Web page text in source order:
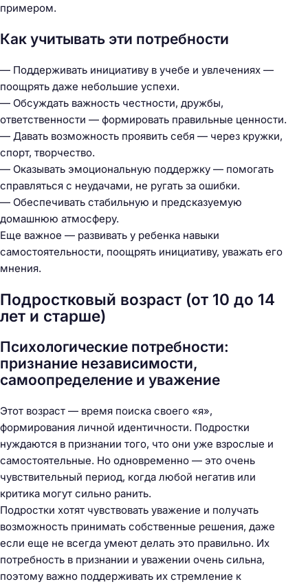
примером.
Как учитывать эти потребности
— Поддерживать инициативу в учебе и увлечениях —
поощрять даже небольшие успехи.
— Обсуждать важность честности, дружбы,
ответственности — формировать правильные ценности.
— Давать возможность проявить себя — через кружки,
спорт, творчество.
— Оказывать эмоциональную поддержку — помогать
справляться с неудачами, не ругать за ошибки.
— Обеспечивать стабильную и предсказуемую
домашнюю атмосферу.
Еще важное — развивать у ребенка навыки
самостоятельности, поощрять инициативу, уважать его
мнения.
Подростковый возраст (от 10 до 14
лет и старше)
Психологические потребности:
признание независимости,
самоопределение и уважение
Этот возраст — время поиска своего «я»,
формирования личной идентичности. Подростки
нуждаются в признании того, что они уже взрослые и
самостоятельные. Но одновременно — это очень
чувствительный период, когда любой негатив или
критика могут сильно ранить.
Подростки хотят чувствовать уважение и получать
возможность принимать собственные решения, даже
если еще не всегда умеют делать это правильно. Их
потребность в признании и уважении очень сильна,
поэтому важно поддерживать их стремление к